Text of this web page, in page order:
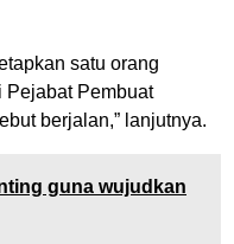
satu orang
Pejabat Pembuat
berjalan,” lanjutnya.
guna wujudkan